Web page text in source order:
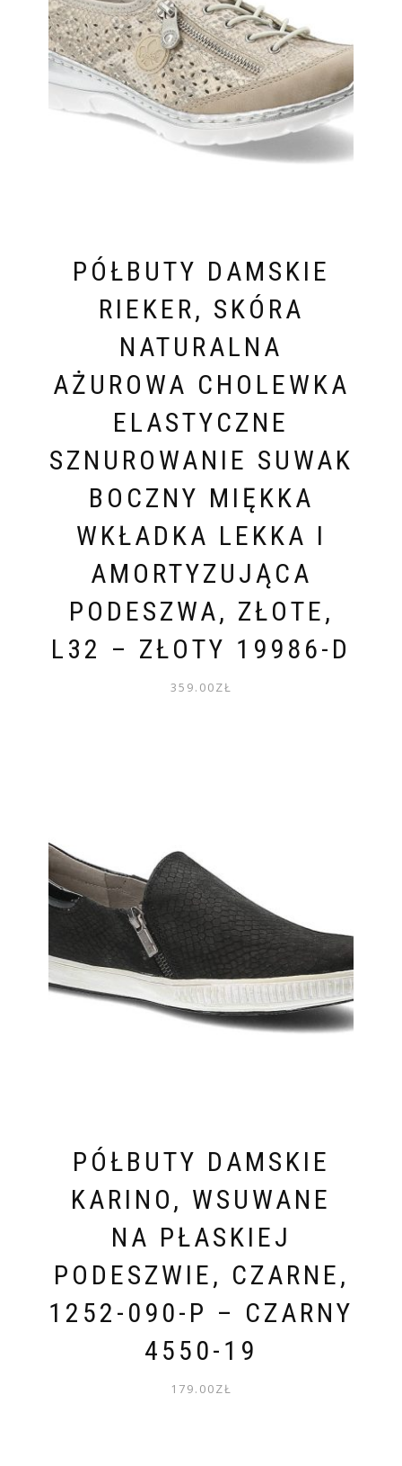
PÓŁBUTY DAMSKIE
RIEKER, SKÓRA
NATURALNA
AŻUROWA CHOLEWKA
ELASTYCZNE
SZNUROWANIE SUWAK
BOCZNY MIĘKKA
WKŁADKA LEKKA I
AMORTYZUJĄCA
PODESZWA, ZŁOTE,
L32 – ZŁOTY 19986-D
359.00ZŁ
PÓŁBUTY DAMSKIE
KARINO, WSUWANE
NA PŁASKIEJ
PODESZWIE, CZARNE,
1252-090-P – CZARNY
4550-19
179.00ZŁ